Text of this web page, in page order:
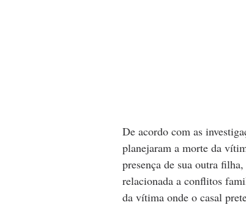
De acordo com as
planejaram a morte da
presença de sua outra
relacionada a conflitos
da vítima onde o casal